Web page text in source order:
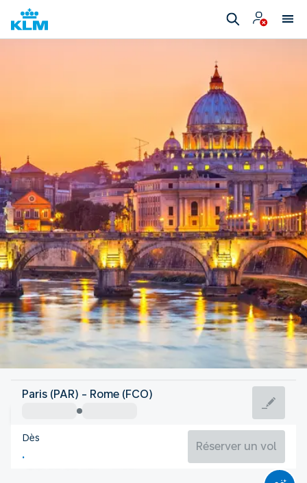
Italie
Italie
Paris (PAR) - Rome (FCO)
Dès
Réserver un vol